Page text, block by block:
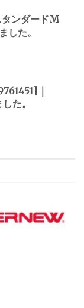
タンダードM
た。
｜
た。